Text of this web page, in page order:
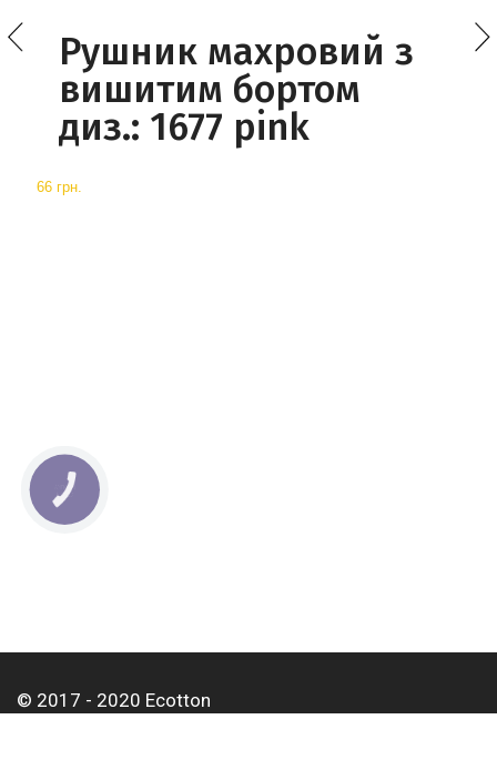
Рушник махровий з
вишитим бортом
диз.: 1677 pink
66 грн.
© 2017 - 2020 Ecotton
КНОПКА
СВЯЗИ